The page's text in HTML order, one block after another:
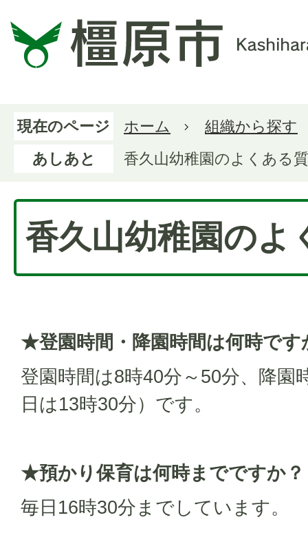
現在のページ ホーム
組織から探す
あしあと
香久山幼稚園のよくある
香久山幼稚園のよ
★登園時間・降園時間は何時です
登園時間は8時40分～50分、降園
日は13時30分）です。
★預かり保育は何時までですか？
毎日16時30分までしています。